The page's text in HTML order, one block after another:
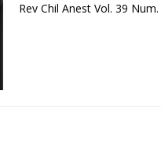
Rev Chil Anest Vol. 39